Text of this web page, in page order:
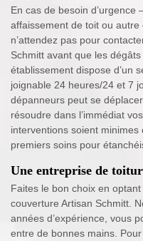
En cas de besoin d’urgence
affaissement de toit ou autre
n’attendez pas pour
Schmitt avant que les
établissement dispose d’un
joignable 24 heures/24 et 7
dépanneurs peut se
résoudre dans l’immédiat
interventions soient minimes
premiers soins pour
Une entreprise de
Faites le bon choix en
couverture Artisan Schmitt.
années d’expérience, vous
entre de bonnes mains.